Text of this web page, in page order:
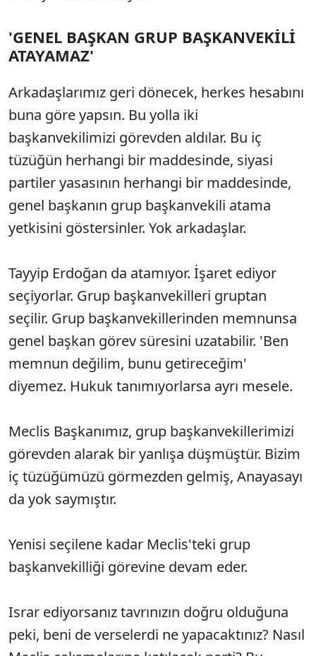
'GENEL BAŞKAN GRUP BAŞKANVEKİLİ
ATAYAMAZ'
Arkadaşlarımız geri dönecek, herkes hesabını
buna göre yapsın. Bu yolla iki
başkanvekilimizi görevden aldılar. Bu iç
tüzüğün herhangi bir maddesinde, siyasi
partiler yasasının herhangi bir maddesinde,
genel başkanın grup başkanvekili atama
yetkisini göstersinler. Yok arkadaşlar.
Tayyip Erdoğan da atamıyor. İşaret ediyor
seçiyorlar. Grup başkanvekilleri gruptan
seçilir. Grup başkanvekillerinden memnunsa
genel başkan görev süresini uzatabilir. 'Ben
memnun değilim, bunu getireceğim'
diyemez. Hukuk tanımıyorlarsa ayrı mesele.
Meclis Başkanımız, grup başkanvekillerimizi
görevden alarak bir yanlışa düşmüştür. Bizim
iç tüzüğümüzü görmezden gelmiş, Anayasayı
da yok saymıştır.
Yenisi seçilene kadar Meclis'teki grup
başkanvekilliği görevine devam eder.
Israr ediyorsanız tavrınızın doğru olduğuna
peki, beni de verselerdi ne yapacaktınız? Nasıl